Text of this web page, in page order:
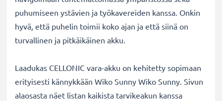
puhumiseen ystävien ja työkavereiden kanssa. Onkin
hyvä, että puhelin toimii koko ajan ja että siinä on
turvallinen ja pitkäikäinen akku.
Laadukas CELLONIC vara-akku on kehitetty sopimaan
erityisesti kännykkään Wiko Sunny Wiko Sunny. Sivun
alaosasta näet listan kaikista tarvikeakun kanssa